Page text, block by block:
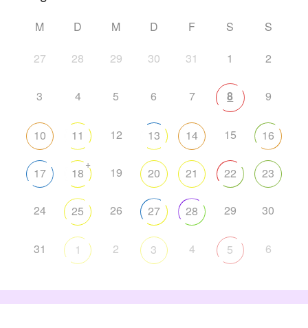
M D M D F S
S
27
28 29 30 31 1 2
3 4 5 6 7 8 9
10 11 12 13 14 15 16
17 18
+
19 20 21 22 23
24 25 26 27 28 29 30
31 1 2 3 4 5 6